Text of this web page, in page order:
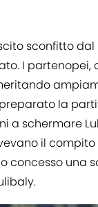
sconfitto dal
I partenopei,
la
a schermare
il
concesso una